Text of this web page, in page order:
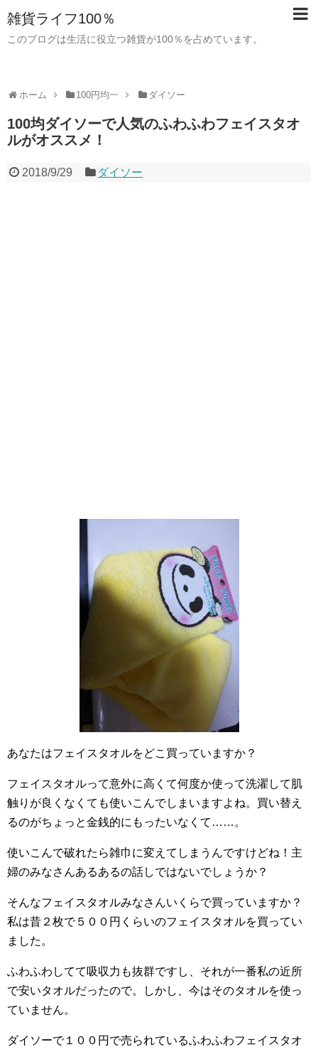
雑貨ライフ100％
このブログは生活に役立つ雑貨が100％を占めています。
ホーム 100円均一 ダイソー
100均ダイソーで人気のふわふわフェイスタオ
ルがオススメ！
2018/9/29 ダイソー
あなたはフェイスタオルをどこ買っていますか？
フェイスタオルって意外に高くて何度か使って洗濯して肌
触りが良くなくても使いこんでしまいますよね。買い替え
るのがちょっと金銭的にもったいなくて……。
使いこんで破れたら雑巾に変えてしまうんですけどね！主
婦のみなさんあるあるの話しではないでしょうか？
そんなフェイスタオルみなさんいくらで買っていますか？
私は昔２枚で５００円くらいのフェイスタオルを買ってい
ました。
ふわふわしてて吸収力も抜群ですし、それが一番私の近所
で安いタオルだったので。しかし、今はそのタオルを使っ
ていません。
ダイソーで１００円で売られているふわふわフェイスタオ